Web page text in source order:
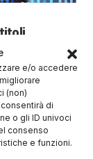
e/o accedere
(non)
di
o gli ID univoci
consenso
e funzioni.
titoli
e